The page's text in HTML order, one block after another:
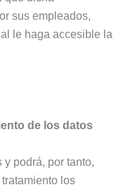
sus empleados,
le haga accesible la
de los datos
y podrá, por tanto,
los